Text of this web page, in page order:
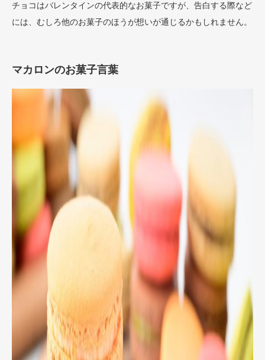
チョコはバレンタインの代表的なお菓子ですが、告白する際など
には、むしろ他のお菓子のほうが想いが通じるかもしれません。
マカロンのお菓子言葉